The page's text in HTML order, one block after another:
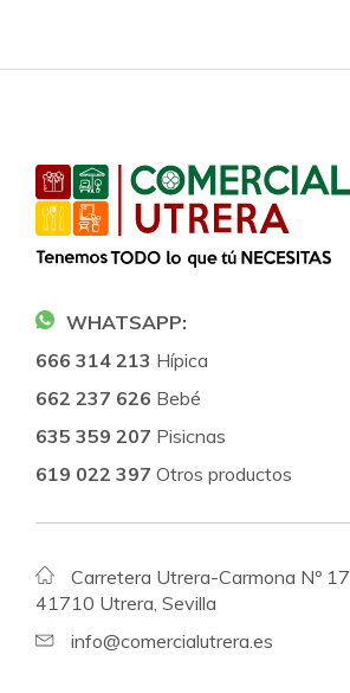
WHATSAPP:
666 314 213 Hípica
662 237 626 Bebé
635 359 207 Pisicnas
619 022 397 Otros productos
Carretera Utrera-Carmona Nº 17
41710 Utrera, Sevilla
info@comercialutrera.es